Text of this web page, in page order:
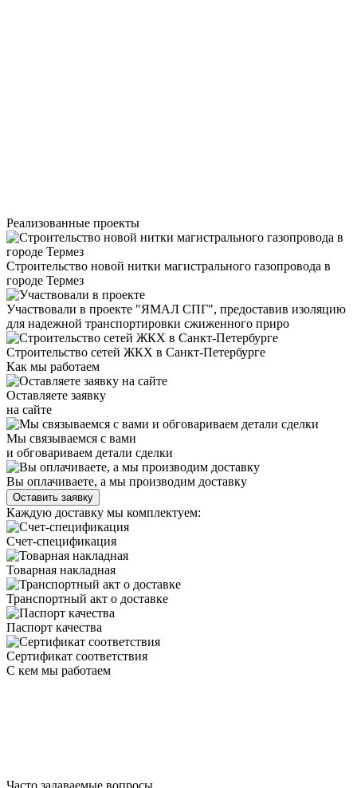
Реализованные проекты
Строительство новой нитки магистрального газопровода в
городе Термез
Участвовали в проекте "ЯМАЛ СПГ", предоставив изоляцию
для надежной транспортировки сжиженного приро
Строительство сетей ЖКХ в Санкт-Петербурге
Как мы работаем
Оставляете заявку
на сайте
Мы связываемся с вами
и обговариваем детали сделки
Вы оплачиваете, а мы производим доставку
Оставить заявку
Каждую доставку мы комплектуем:
Счет-спецификация
Товарная накладная
Транспортный акт о доставке
Паспорт качества
Сертификат соответствия
С кем мы работаем